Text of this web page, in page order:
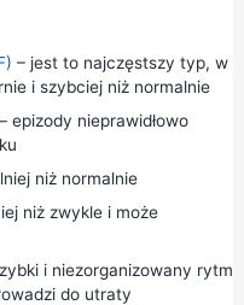
– jest to najczęstszy typ, w
i szybciej niż normalnie
– epizody nieprawidłowo
niż normalnie
niż zwykle i może
i niezorganizowany rytm
do utraty